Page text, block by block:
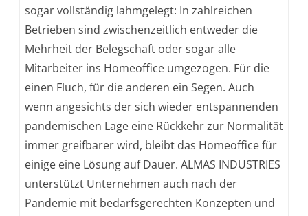
den
Büroalltag:
INDUSTRIES
bietet
individuelle
für
eine
sogar vollständig lahmgelegt: In zahlreichen
Betrieben sind zwischenzeitlich entweder die
Mehrheit der Belegschaft oder sogar alle
Mitarbeiter ins Homeoffice umgezogen. Für die
einen Fluch, für die anderen ein Segen. Auch
wenn angesichts der sich wieder entspannenden
pandemischen Lage eine Rückkehr zur Normalität
immer greifbarer wird, bleibt das Homeoffice für
einige eine Lösung auf Dauer. ALMAS INDUSTRIES
unterstützt Unternehmen auch nach der
Pandemie mit bedarfsgerechten Konzepten und